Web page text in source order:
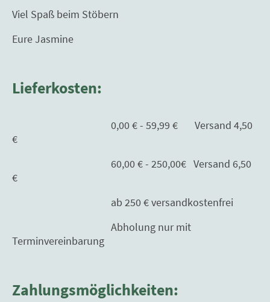
Viel Spaß beim Stöbern
Eure Jasmine
Lieferkosten:
0,00 € - 59,99 € Versand 4,50
€
60,00 € - 250,00€ Versand 6,50
€
ab 250 € versandkostenfrei
Abholung nur mit
Terminvereinbarung
Zahlungsmöglichkeiten: